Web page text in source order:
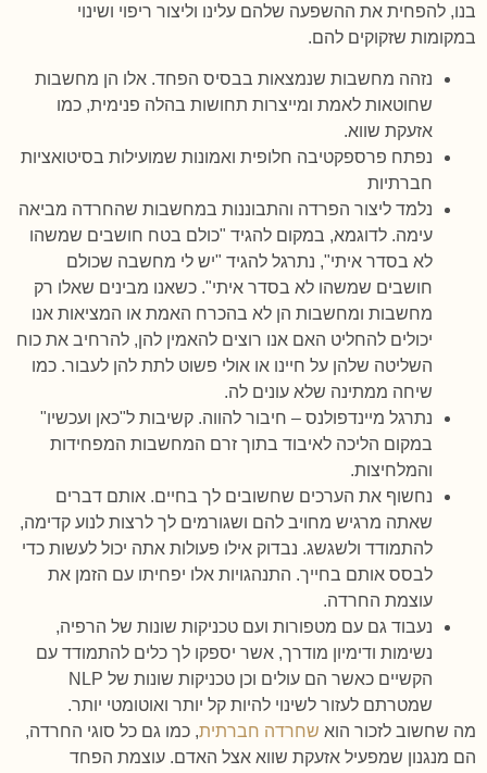
בנו, להפחית את ההשפעה שלהם עלינו וליצור ריפוי ושינוי
במקומות שזקוקים להם.
נזהה מחשבות שנמצאות בבסיס הפחד. אלו הן מחשבות
שחוטאות לאמת ומייצרות תחושות בהלה פנימית, כמו
אזעקת שווא.
נפתח פרספקטיבה חלופית ואמונות שמועילות בסיטואציות
חברתיות
נלמד ליצור הפרדה והתבוננות במחשבות שהחרדה מביאה
עימה. לדוגמא, במקום להגיד "כולם בטח חושבים שמשהו
לא בסדר איתי", נתרגל להגיד "יש לי מחשבה שכולם
חושבים שמשהו לא בסדר איתי". כשאנו מבינים שאלו רק
מחשבות ומחשבות הן לא בהכרח האמת או המציאות אנו
יכולים להחליט האם אנו רוצים להאמין להן, להרחיב את כוח
השליטה שלהן על חיינו או אולי פשוט לתת להן לעבור. כמו
שיחה ממתינה שלא עונים לה.
נתרגל מיינדפולנס – חיבור להווה. קשיבות ל"כאן ועכשיו"
במקום הליכה לאיבוד בתוך זרם המחשבות המפחידות
והמלחיצות.
נחשוף את הערכים שחשובים לך בחיים. אותם דברים
שאתה מרגיש מחויב להם ושגורמים לך לרצות לנוע קדימה,
להתמודד ולשגשג. נבדוק אילו פעולות אתה יכול לעשות כדי
לבסס אותם בחייך. התנהגויות אלו יפחיתו עם הזמן את
עוצמת החרדה.
נעבוד גם עם מטפורות ועם טכניקות שונות של הרפיה,
נשימות ודימיון מודרך, אשר יספקו לך כלים להתמודד עם
הקשיים כאשר הם עולים וכן טכניקות שונות של NLP
שמטרתם לעזור לשינוי להיות קל יותר ואוטומטי יותר.
מה שחשוב לזכור הוא שחרדה חברתית, כמו גם כל סוגי החרדה,
הם מנגנון שמפעיל אזעקת שווא אצל האדם. עוצמת הפחד